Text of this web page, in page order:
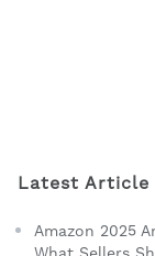
Latest Article
Amazon 2025